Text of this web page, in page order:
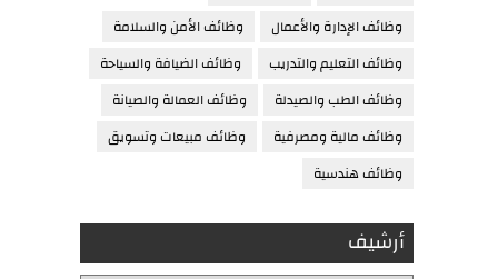
وظائف الإدارة والأعمال
وظائف الأمن والسلامة
وظائف التعليم والتدريب
وظائف الضيافة والسياحة
وظائف الطب والصيدلة
وظائف العمالة والصيانة
وظائف مالية ومصرفية
وظائف مبيعات وتسويق
وظائف هندسية
أرشيف